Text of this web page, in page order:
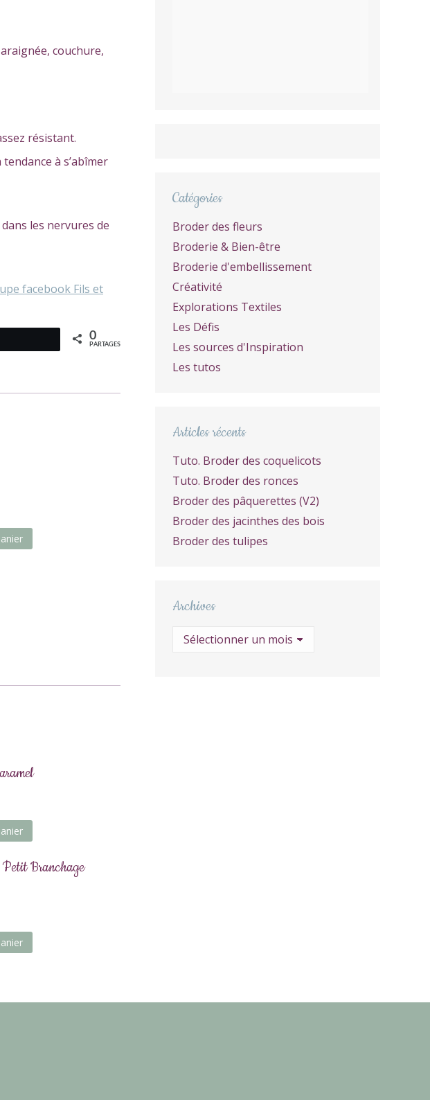
couchure,
résistant.
à s’abîmer
les nervures de
facebook Fils et
0
PARTAGES
Branchage
Catégories
Broder des fleurs
Broderie & Bien-être
Broderie d'embellissement
Créativité
Explorations Textiles
Les Défis
Les sources d'Inspiration
Les tutos
Articles récents
Tuto. Broder des coquelicots
Tuto. Broder des ronces
Broder des pâquerettes (V2)
Broder des jacinthes des bois
Broder des tulipes
Archives
Archives